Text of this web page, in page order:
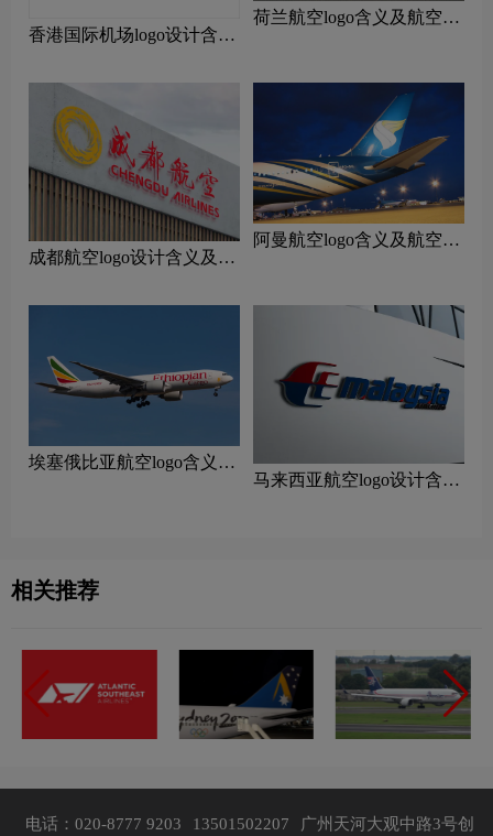
香港国际机场logo设计含义
荷兰航空logo含义及航空品
成都航空logo设计含义及设
阿曼航空logo含义及航空品
‌埃塞俄比亚航空logo含义及
马来西亚航空logo设计含义
相关推荐
电话：020-8777 9203 13501502207 广州天河大观中路3号创